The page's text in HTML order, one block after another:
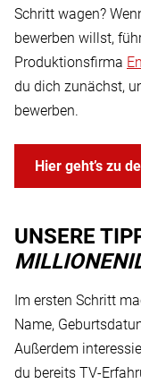
Schritt wagen?
bewerben willst,
Produktionsfirma
du dich zunächst,
bewerben.
Hier geht’s zu
UNSERE
Im ersten Schritt
Name,
Außerdem
du bereits TV-